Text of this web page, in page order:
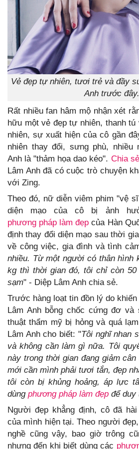
Vẻ đẹp tự nhiên, tươi trẻ và đầy
Anh trước đây.
Rất nhiều fan hâm mộ nhận xét
hữu một vẻ đẹp tự nhiên, thanh
nhiên, sự xuất hiện của cô gần
nhiên thay đổi, sưng phù, nhiều
Anh là "thảm họa dao kéo". Chia sẻ
Lâm Anh đã có cuộc trò chuyện
với Zing.
Theo đó, nữ diễn viêm phim "vệ
diện mạo của cô bị ảnh
phương pháp làm đẹp của Hàn
định thay đổi diện mạo sau thời
về công việc, gia đình và tình
nhiều. Từ một người có thân hình
kg thì thời gian đó, tôi chỉ còn
sạm" - Diệp Lâm Anh chia sẻ.
Trước hàng loạt tin đồn lý do
Lâm Anh bỗng chốc cứng đơ và
thuật thẩm mỹ bị hỏng và quá
Lâm Anh cho biết: "Tôi nghĩ nhan
và không cần làm gì nữa. Tôi
này trong thời gian đang giảm
mới cần mình phải tươi tắn, đẹp
tôi còn bị khủng hoảng, áp lực
dùng phương pháp làm đẹp để duy
Người đẹp khẳng định, cô đã
của mình hiện tại. Theo người
nghề cũng vậy, bao giờ trông
nhưng đến khi biết dùng các